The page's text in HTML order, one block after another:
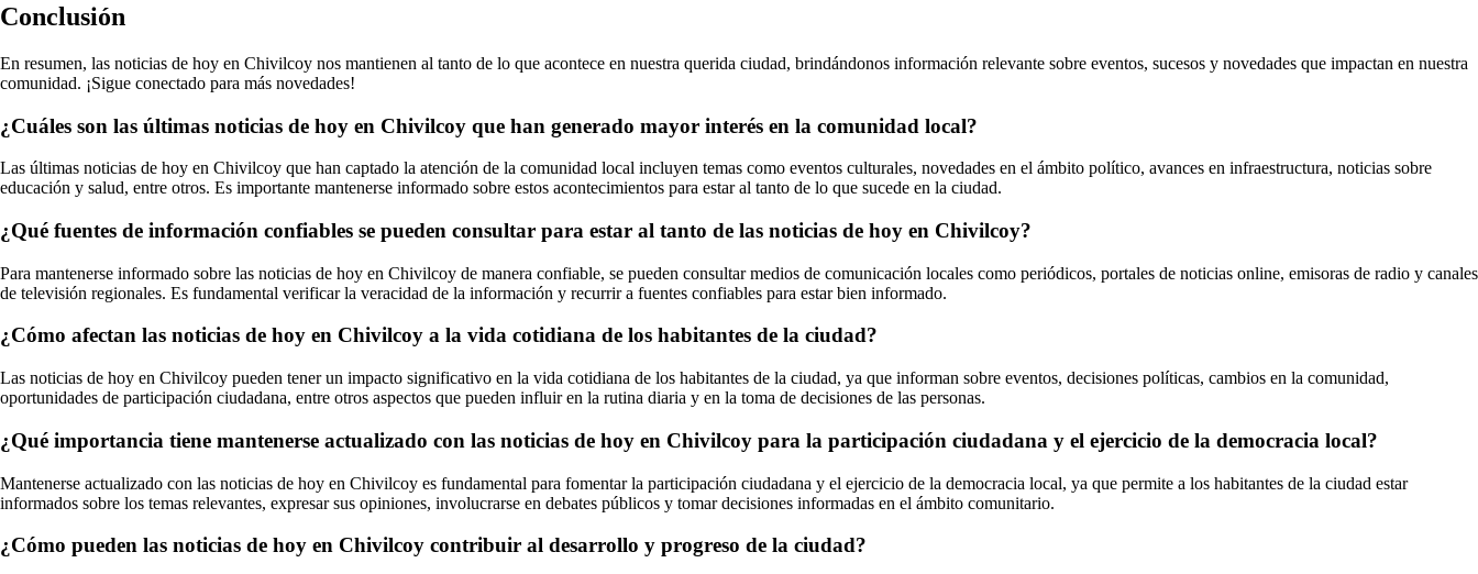
Conclusión
En resumen, las noticias de hoy en Chivilcoy nos mantienen al tanto de lo que acontece en nuestra querida ciudad, brindándonos información relevante sobre eventos, sucesos y novedades que impactan en nuestra
comunidad. ¡Sigue conectado para más novedades!
¿Cuáles son las últimas noticias de hoy en Chivilcoy que han generado mayor interés en la comunidad local?
Las últimas noticias de hoy en Chivilcoy que han captado la atención de la comunidad local incluyen temas como eventos culturales, novedades en el ámbito político, avances en infraestructura, noticias sobre
educación y salud, entre otros. Es importante mantenerse informado sobre estos acontecimientos para estar al tanto de lo que sucede en la ciudad.
¿Qué fuentes de información confiables se pueden consultar para estar al tanto de las noticias de hoy en Chivilcoy?
Para mantenerse informado sobre las noticias de hoy en Chivilcoy de manera confiable, se pueden consultar medios de comunicación locales como periódicos, portales de noticias online, emisoras de radio y canales
de televisión regionales. Es fundamental verificar la veracidad de la información y recurrir a fuentes confiables para estar bien informado.
¿Cómo afectan las noticias de hoy en Chivilcoy a la vida cotidiana de los habitantes de la ciudad?
Las noticias de hoy en Chivilcoy pueden tener un impacto significativo en la vida cotidiana de los habitantes de la ciudad, ya que informan sobre eventos, decisiones políticas, cambios en la comunidad,
oportunidades de participación ciudadana, entre otros aspectos que pueden influir en la rutina diaria y en la toma de decisiones de las personas.
¿Qué importancia tiene mantenerse actualizado con las noticias de hoy en Chivilcoy para la participación ciudadana y el ejercicio de la democracia local?
Mantenerse actualizado con las noticias de hoy en Chivilcoy es fundamental para fomentar la participación ciudadana y el ejercicio de la democracia local, ya que permite a los habitantes de la ciudad estar
informados sobre los temas relevantes, expresar sus opiniones, involucrarse en debates públicos y tomar decisiones informadas en el ámbito comunitario.
¿Cómo pueden las noticias de hoy en Chivilcoy contribuir al desarrollo y progreso de la ciudad?